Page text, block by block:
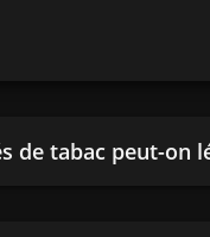
de tabac peut-on